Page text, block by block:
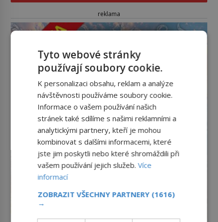
reklama
Tyto webové stránky
používají soubory cookie.
K personalizaci obsahu, reklam a analýze
návštěvnosti používáme soubory cookie.
Informace o vašem používání našich
stránek také sdílíme s našimi reklamními a
analytickými partnery, kteří je mohou
kombinovat s dalšími informacemi, které
jste jim poskytli nebo které shromáždili při
vašem používání jejich služeb.Více
informací
ZOBRAZIT VŠECHNY PARTNERY (1616)
→